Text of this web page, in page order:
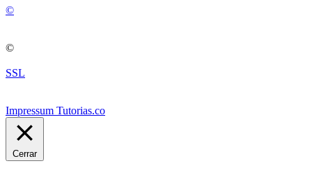
©
©
SSL
Impressum Tutorias.co
Cerrar